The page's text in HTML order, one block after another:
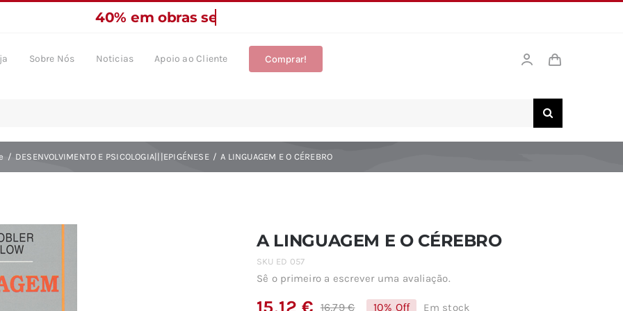
Sobre Nós Noticias Apoio ao Cliente Comprar!
DESENVOLVIMENTO E PSICOLOGIA|||EPIGÉNESE A LINGUAGEM E O CÉREBRO
A LINGUAGEM E O CÉREBRO
SKU ED 057
Sê o primeiro a escrever uma avaliação.
16,79€ 10% Off Em stock